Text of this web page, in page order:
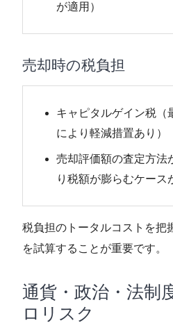
が適用）
売却時の税負担
キャピタルゲイン税（
により軽減措置あり）
売却評価額の査定方法
り税額が膨らむケース
税負担のトータルコストを把
を試算することが重要です。
通貨・政治・法制
ロリスク